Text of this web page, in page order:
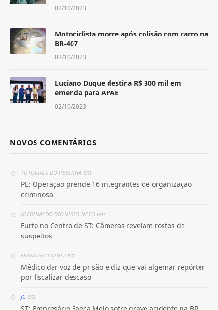
02/10/2023
Motociclista morre após colisão com carro na
BR-407
02/10/2023
Luciano Duque destina R$ 300 mil em
emenda para APAE
02/10/2023
NOVOS COMENTÁRIOS
TUTORIAIS DO PEBINHA em
PE: Operação prende 16 integrantes de organização
criminosa
IDEGINALDO DIONÍSIO NETOem
Furto no Centro de ST: Câmeras revelam rostos de
suspeitos
FRANCISCO DINIZem
Médico dar voz de prisão e diz que vai algemar repórter
por fiscalizar descaso
JCem